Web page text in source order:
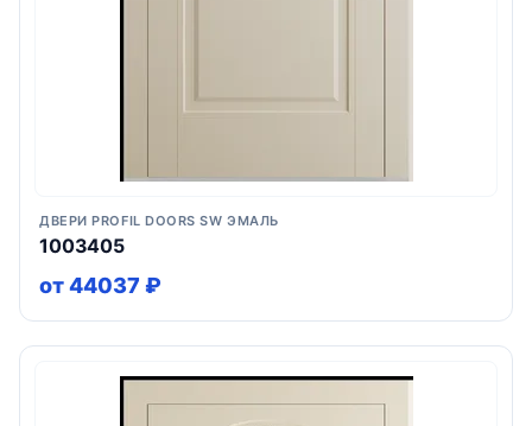
ДВЕРИ PROFIL DOORS SW ЭМАЛЬ
1003405
от 44037 ₽